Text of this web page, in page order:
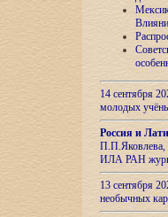
14 сентября
молодых
Россия и
П.П.Яковлева,
ИЛА РАН
13 сентября
необычных